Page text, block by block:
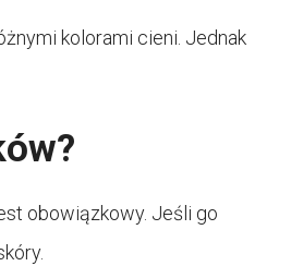
kolorami cieni. Jednak
obowiązkowy. Jeśli go